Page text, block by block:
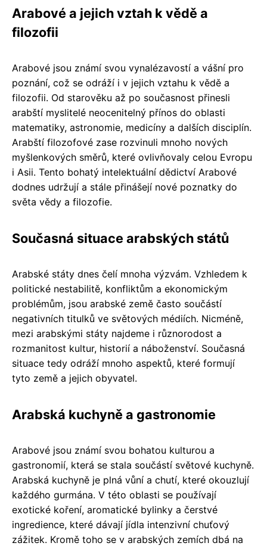
Arabové a jejich vztah k vědě a
filozofii
Arabové jsou známí svou vynalézavostí a vášní pro
poznání, což se odráží i v jejich vztahu k vědě a
filozofii. Od starověku až po současnost přinesli
arabští myslitelé neocenitelný přínos do oblasti
matematiky, astronomie, medicíny a dalších disciplín.
Arabští filozofové zase rozvinuli mnoho nových
myšlenkových směrů, které ovlivňovaly celou Evropu
i Asii. Tento bohatý intelektuální dědictví Arabové
dodnes udržují a stále přinášejí nové poznatky do
světa vědy a filozofie.
Současná situace arabských států
Arabské státy dnes čelí mnoha výzvám. Vzhledem k
politické nestabilitě, konfliktům a ekonomickým
problémům, jsou arabské země často součástí
negativních titulků ve světových médiích. Nicméně,
mezi arabskými státy najdeme i různorodost a
rozmanitost kultur, historií a náboženství. Současná
situace tedy odráží mnoho aspektů, které formují
tyto země a jejich obyvatel.
Arabská kuchyně a gastronomie
Arabové jsou známí svou bohatou kulturou a
gastronomií, která se stala součástí světové kuchyně.
Arabská kuchyně je plná vůní a chutí, které okouzlují
každého gurmána. V této oblasti se používají
exotické koření, aromatické bylinky a čerstvé
ingredience, které dávají jídla intenzivní chuťový
zážitek. Kromě toho se v arabských zemích dbá na